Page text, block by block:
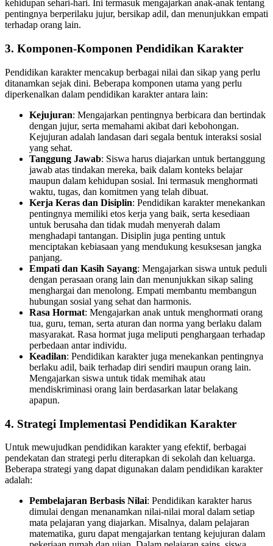
kehidupan sehari-hari. Ini termasuk mengajarkan anak-anak tentang
pentingnya berperilaku jujur, bersikap adil, dan menunjukkan empati
terhadap orang lain.
3. Komponen-Komponen Pendidikan Karakter
Pendidikan karakter mencakup berbagai nilai dan sikap yang perlu
ditanamkan sejak dini. Beberapa komponen utama yang perlu
diperkenalkan dalam pendidikan karakter antara lain:
Kejujuran: Mengajarkan pentingnya berbicara dan bertindak
dengan jujur, serta memahami akibat dari kebohongan.
Kejujuran adalah landasan dari segala bentuk interaksi sosial
yang sehat.
Tanggung Jawab: Siswa harus diajarkan untuk bertanggung
jawab atas tindakan mereka, baik dalam konteks belajar
maupun dalam kehidupan sosial. Ini termasuk menghormati
waktu, tugas, dan komitmen yang telah dibuat.
Kerja Keras dan Disiplin: Pendidikan karakter menekankan
pentingnya memiliki etos kerja yang baik, serta kesediaan
untuk berusaha dan tidak mudah menyerah dalam
menghadapi tantangan. Disiplin juga penting untuk
menciptakan kebiasaan yang mendukung kesuksesan jangka
panjang.
Empati dan Kasih Sayang: Mengajarkan siswa untuk peduli
dengan perasaan orang lain dan menunjukkan sikap saling
menghargai dan menolong. Empati membantu membangun
hubungan sosial yang sehat dan harmonis.
Rasa Hormat: Mengajarkan anak untuk menghormati orang
tua, guru, teman, serta aturan dan norma yang berlaku dalam
masyarakat. Rasa hormat juga meliputi penghargaan terhadap
perbedaan antar individu.
Keadilan: Pendidikan karakter juga menekankan pentingnya
berlaku adil, baik terhadap diri sendiri maupun orang lain.
Mengajarkan siswa untuk tidak memihak atau
mendiskriminasi orang lain berdasarkan latar belakang
apapun.
4. Strategi Implementasi Pendidikan Karakter
Untuk mewujudkan pendidikan karakter yang efektif, berbagai
pendekatan dan strategi perlu diterapkan di sekolah dan keluarga.
Beberapa strategi yang dapat digunakan dalam pendidikan karakter
adalah:
Pembelajaran Berbasis Nilai: Pendidikan karakter harus
dimulai dengan menanamkan nilai-nilai moral dalam setiap
mata pelajaran yang diajarkan. Misalnya, dalam pelajaran
matematika, guru dapat mengajarkan tentang kejujuran dalam